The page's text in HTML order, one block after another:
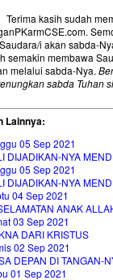
Terima kasih sudah
i akan sabda-
semakin membawa
melalui sabda-Nya.
sabda Tuhan
Lainnya:
05 Sep 2021
DIJADIKAN-NYA
05 Sep 2021
DIJADIKAN-NYA
04 Sep 2021
ANAK
03 Sep 2021
DARI KRISTUS
02 Sep 2021
DEPAN DI TANGAN-
01 Sep 2021